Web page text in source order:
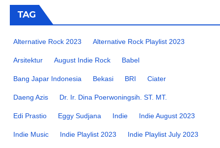
TAG
Alternative Rock 2023 Alternative Rock Playlist 2023
Arsitektur August Indie Rock Babel
Bang Japar Indonesia Bekasi BRI Ciater
Daeng Azis Dr. Ir. Dina Poerwoningsih. ST. MT.
Edi Prastio Eggy Sudjana Indie Indie August 2023
Indie Music Indie Playlist 2023 Indie Playlist July 2023